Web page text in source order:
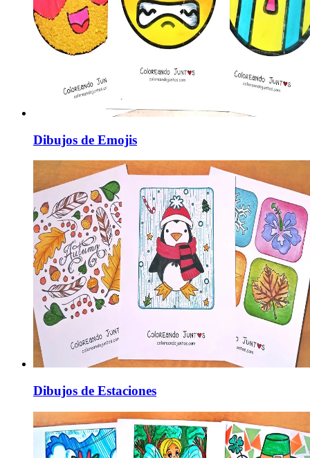
Dibujos de Emojis
Dibujos de Estaciones